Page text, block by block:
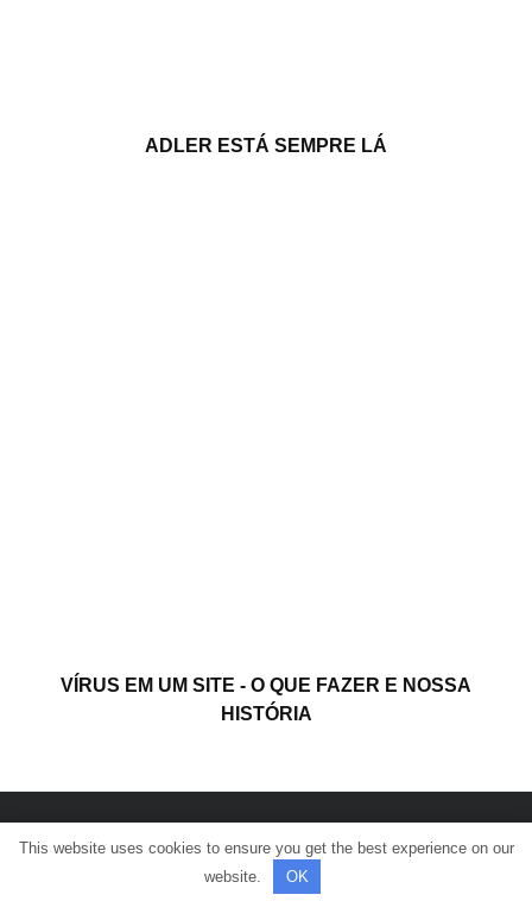
ADLER ESTÁ SEMPRE LÁ
VÍRUS EM UM SITE - O QUE FAZER E NOSSA
HISTÓRIA
© Todos os direitos reservados.
This website uses cookies to ensure you get the best experience on our
website.
OK